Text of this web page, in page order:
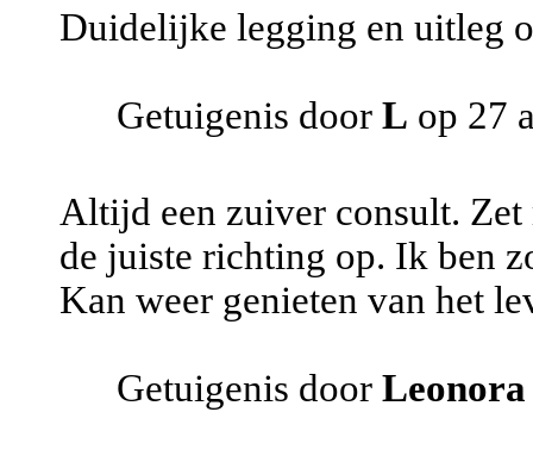
Duidelijke legging en uitleg
Getuigenis door L op 27
Altijd een zuiver consult.
de juiste richting op. Ik ben
Kan weer genieten van het
Getuigenis door Leonora